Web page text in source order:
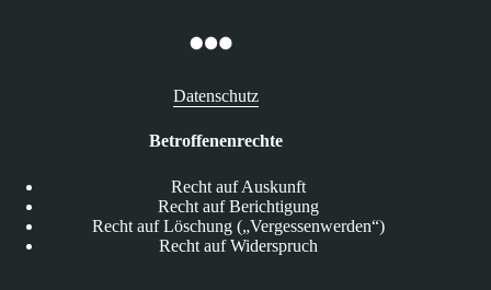
Datenschutz
Betroffenenrechte
Recht auf Auskunft
Recht auf Berichtigung
Recht auf Löschung („Vergessenwerden“)
Recht auf Widerspruch